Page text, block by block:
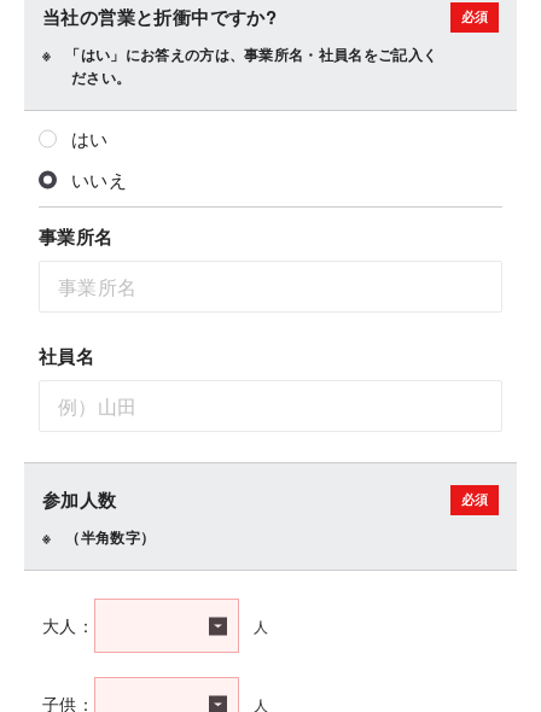
当社の営業と折衝中ですか?
「はい」にお答えの方は、事業所名・社員名をご記入く
ださい。
はい
いいえ
事業所名
社員名
参加人数
（半角数字）
大人： 人
子供： 人